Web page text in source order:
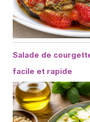
Salade de
facile et rapide